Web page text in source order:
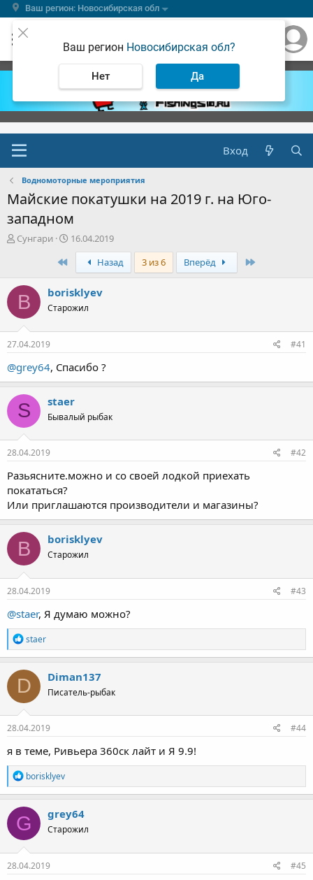
Ваш регион: Новосибирская обл
Ваш регион Новосибирская обл?
Нет Да
Вход
Водномоторные мероприятия
Майские покатушки на 2019 г. на Юго-
западном
А
р
ы
Сунгари
Д
н
ч
16.04.2019
ПервыйНазад 3 из 6 Вперёд
B borisklyev
Старожил
27.04.2019 #41
@grey64, Спасибо ?
S staer
Бывалый рыбак
28.04.2019 #42
Разьясните.можно и со своей лодкой приехать
покататься?
Или приглашаются производители и магазины?
B borisklyev
Старожил
28.04.2019 #43
@staer, Я думаю можно?
Р
е
а
к
ц
и
и
:
staer
D Diman137
Писатель-рыбак
28.04.2019 #44
я в теме, Ривьера 360ск лайт и Я 9.9!
Р
е
а
к
ц
и
и
:
borisklyev
G grey64
Старожил
28.04.2019 #45